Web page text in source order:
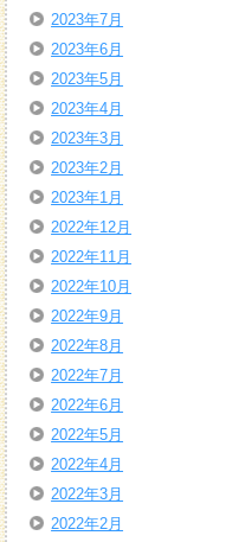
2023年7月
2023年6月
2023年5月
2023年4月
2023年3月
2023年2月
2023年1月
2022年12月
2022年11月
2022年10月
2022年9月
2022年8月
2022年7月
2022年6月
2022年5月
2022年4月
2022年3月
2022年2月